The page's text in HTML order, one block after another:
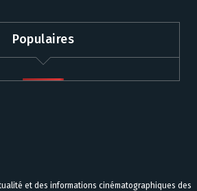
Populaires
et des informations cinématographiques des